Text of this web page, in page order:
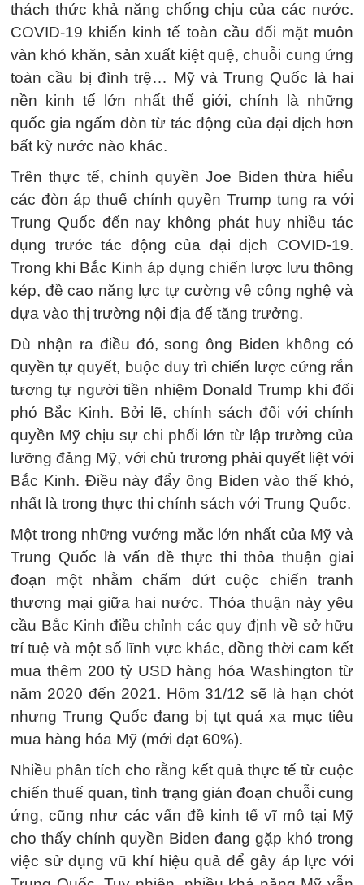
thách thức khả năng chống chịu của các nước.
COVID-19 khiến kinh tế toàn cầu đối mặt muôn
vàn khó khăn, sản xuất kiệt quệ, chuỗi cung ứng
toàn cầu bị đình trệ… Mỹ và Trung Quốc là hai
nền kinh tế lớn nhất thế giới, chính là những
quốc gia ngấm đòn từ tác động của đại dịch hơn
bất kỳ nước nào khác.
Trên thực tế, chính quyền Joe Biden thừa hiểu
các đòn áp thuế chính quyền Trump tung ra với
Trung Quốc đến nay không phát huy nhiều tác
dụng trước tác động của đại dịch COVID-19.
Trong khi Bắc Kinh áp dụng chiến lược lưu thông
kép, đề cao năng lực tự cường về công nghệ và
dựa vào thị trường nội địa để tăng trưởng.
Dù nhận ra điều đó, song ông Biden không có
quyền tự quyết, buộc duy trì chiến lược cứng rắn
tương tự người tiền nhiệm Donald Trump khi đối
phó Bắc Kinh. Bởi lẽ, chính sách đối với chính
quyền Mỹ chịu sự chi phối lớn từ lập trường của
lưỡng đảng Mỹ, với chủ trương phải quyết liệt với
Bắc Kinh. Điều này đẩy ông Biden vào thế khó,
nhất là trong thực thi chính sách với Trung Quốc.
Một trong những vướng mắc lớn nhất của Mỹ và
Trung Quốc là vấn đề thực thi thỏa thuận giai
đoạn một nhằm chấm dứt cuộc chiến tranh
thương mại giữa hai nước. Thỏa thuận này yêu
cầu Bắc Kinh điều chỉnh các quy định về sở hữu
trí tuệ và một số lĩnh vực khác, đồng thời cam kết
mua thêm 200 tỷ USD hàng hóa Washington từ
năm 2020 đến 2021. Hôm 31/12 sẽ là hạn chót
nhưng Trung Quốc đang bị tụt quá xa mục tiêu
mua hàng hóa Mỹ (mới đạt 60%).
Nhiều phân tích cho rằng kết quả thực tế từ cuộc
chiến thuế quan, tình trạng gián đoạn chuỗi cung
ứng, cũng như các vấn đề kinh tế vĩ mô tại Mỹ
cho thấy chính quyền Biden đang gặp khó trong
việc sử dụng vũ khí hiệu quả để gây áp lực với